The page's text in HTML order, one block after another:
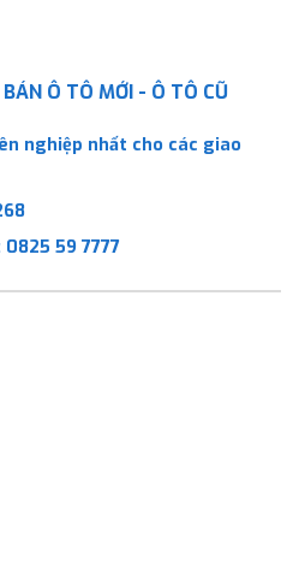
Ô TÔ MỚI - Ô TÔ CŨ
nghiệp nhất cho các giao
0825 59 7777